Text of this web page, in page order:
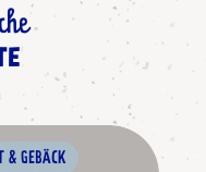
& GEBÄCK